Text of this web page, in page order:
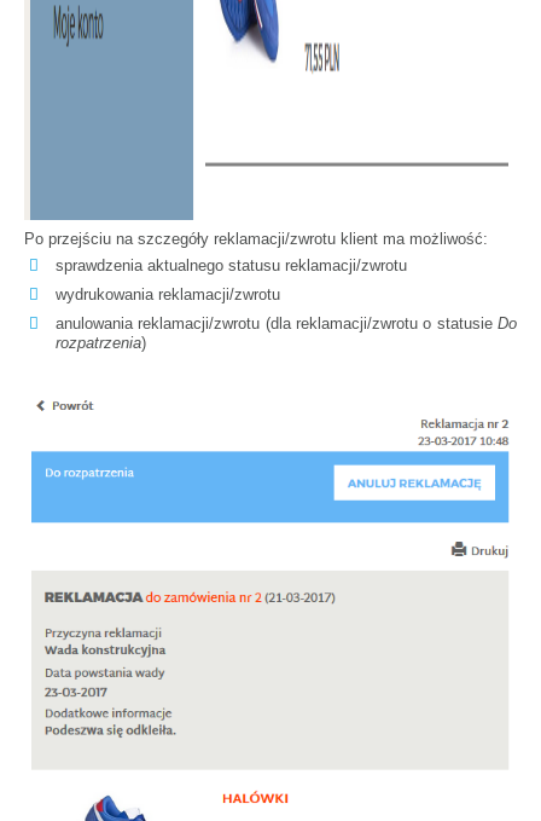
Po przejściu na szczegóły reklamacji/zwrotu klient ma możliwość:
sprawdzenia aktualnego statusu reklamacji/zwrotu
wydrukowania reklamacji/zwrotu
anulowania reklamacji/zwrotu (dla reklamacji/zwrotu o statusieDo
rozpatrzenia)